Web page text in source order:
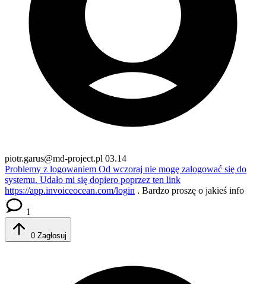
piotr.garus@md-project.pl 03.14
Problemy z logowaniem Od wczoraj nie mogę zalogować się do
systemu. Udało mi się dopiero poprzez ten link
https://app.invoiceocean.com/login . Bardzo proszę o jakieś info
1
0 Zagłosuj